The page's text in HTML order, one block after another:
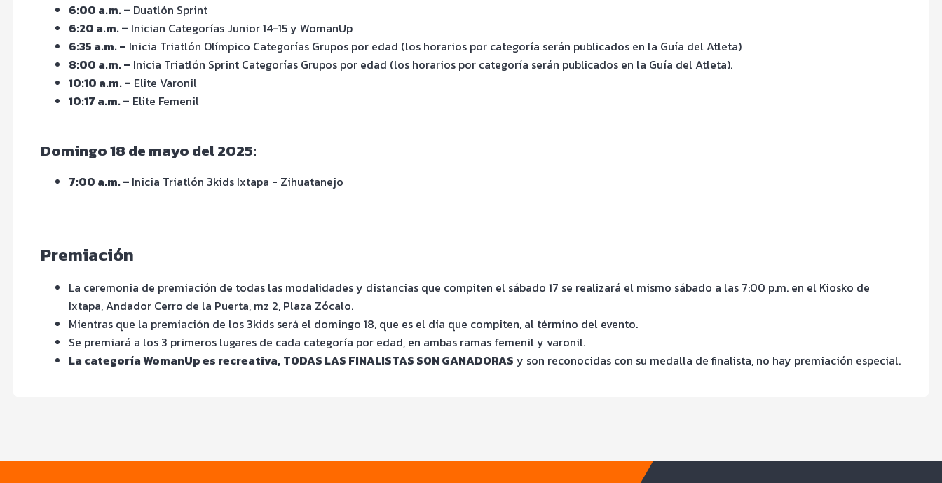
6:00 a.m. – Duatlón Sprint
6:20 a.m. – Inician Categorías Junior 14-15 y WomanUp
6:35 a.m. – Inicia Triatlón Olímpico Categorías Grupos por edad (los horarios por categoría serán publicados en la Guía del Atleta)
8:00 a.m. – Inicia Triatlón Sprint Categorías Grupos por edad (los horarios por categoría serán publicados en la Guía del Atleta).
10:10 a.m. – Elite Varonil
10:17 a.m. – Elite Femenil
Domingo 18 de mayo del 2025:
7:00 a.m. – Inicia Triatlón 3kids Ixtapa - Zihuatanejo
Premiación
La ceremonia de premiación de todas las modalidades y distancias que compiten el sábado 17 se realizará el mismo sábado a las 7:00 p.m. en el Kiosko de
Ixtapa, Andador Cerro de la Puerta, mz 2, Plaza Zócalo.
Mientras que la premiación de los 3kids será el domingo 18, que es el día que compiten, al término del evento.
Se premiará a los 3 primeros lugares de cada categoría por edad, en ambas ramas femenil y varonil.
La categoría WomanUp es recreativa, TODAS LAS FINALISTAS SON GANADORAS y son reconocidas con su medalla de finalista, no hay premiación especial.